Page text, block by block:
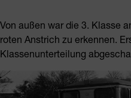
Von außen war die 3. Klasse
roten Anstrich zu erkennen.
Klassenunterteilung